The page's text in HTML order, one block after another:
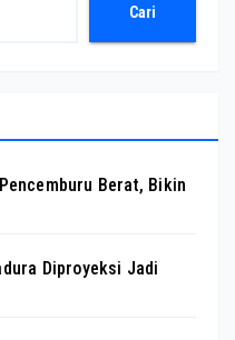
Cari
Berat, Bikin
Diproyeksi Jadi